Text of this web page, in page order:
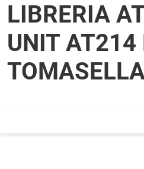
LIBRERIA
UNIT AT214